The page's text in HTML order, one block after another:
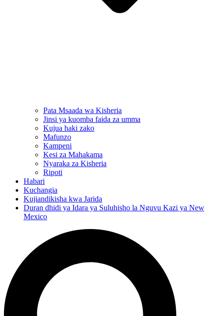
Pata Msaada wa Kisheria
Jinsi ya kuomba faida za umma
Kujua haki zako
Mafunzo
Kampeni
Kesi za Mahakama
Nyaraka za Kisheria
Ripoti
Habari
Kuchangia
Kujiandikisha kwa Jarida
Duran dhidi ya Idara ya Suluhisho la Nguvu Kazi ya New
Mexico